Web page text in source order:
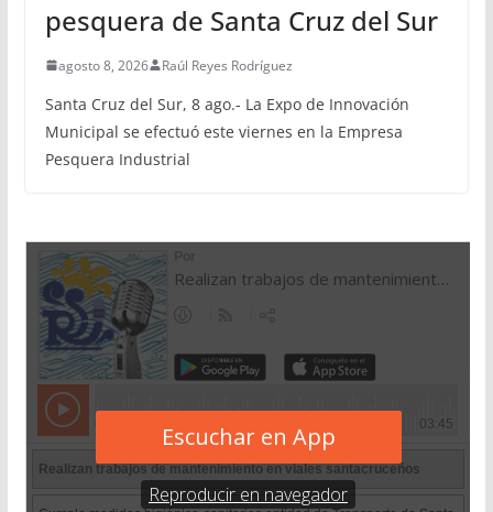
pesquera de Santa Cruz del Sur
agosto 8, 2026 Raúl Reyes Rodríguez
Santa Cruz del Sur, 8 ago.- La Expo de Innovación
Municipal se efectuó este viernes en la Empresa
Pesquera Industrial